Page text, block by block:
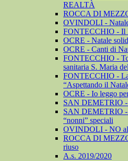
REALTÀ
ROCCA DI
OVINDOLI -
FONTECCHIO - Il
OCRE - Natale
OCRE - Canti di
FONTECCHIO -
sanitaria S. Maria
FONTECCHIO -
“Aspettando il
OCRE - Io leggo
SAN DEMETRIO -
SAN DEMETRIO -
“nonni” speciali
OVINDOLI - NO
ROCCA DI
riuso
A.s. 2019/2020